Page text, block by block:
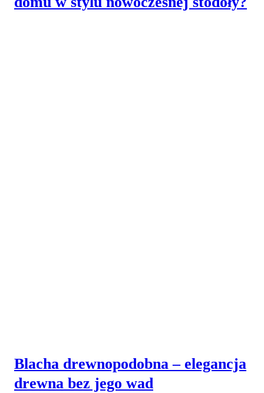
Blacha drewnopodobna – elegancja
drewna bez jego wad